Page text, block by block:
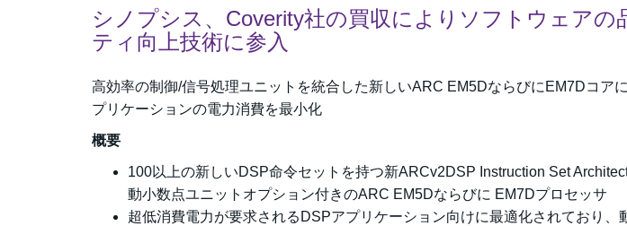
シノプシス、Coverity社の買収によりソフトウェアの
ティ向上技術に参入
高効率の制御/信号処理ユニットを統合した新しいARC EM5DならびにEM7Dコア
プリケーションの電力消費を最小化
概要
100以上の新しいDSP命令セットを持つ新ARCv2DSP Instruction Set
動小数点ユニットオプション付きのARC EM5Dならびに EM7Dプロセッサ
超低消費電力が要求されるDSPアプリケーション向けに最適化されており、